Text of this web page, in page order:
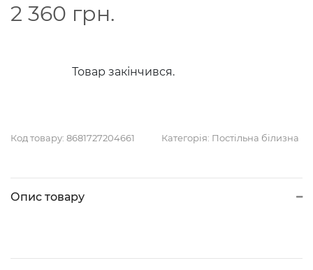
2 360 грн.
Товар закінчився.
Код товару: 8681727204661 Категорія: Постільна білизна
Опис товару